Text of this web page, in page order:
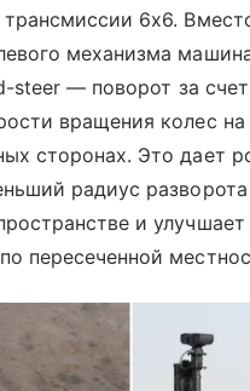
трансмиссии 6x6.
механизма
steer — поворот за счет
вращения колес на
сторонах. Это дает
радиус разворота
и улучшает
пересеченной